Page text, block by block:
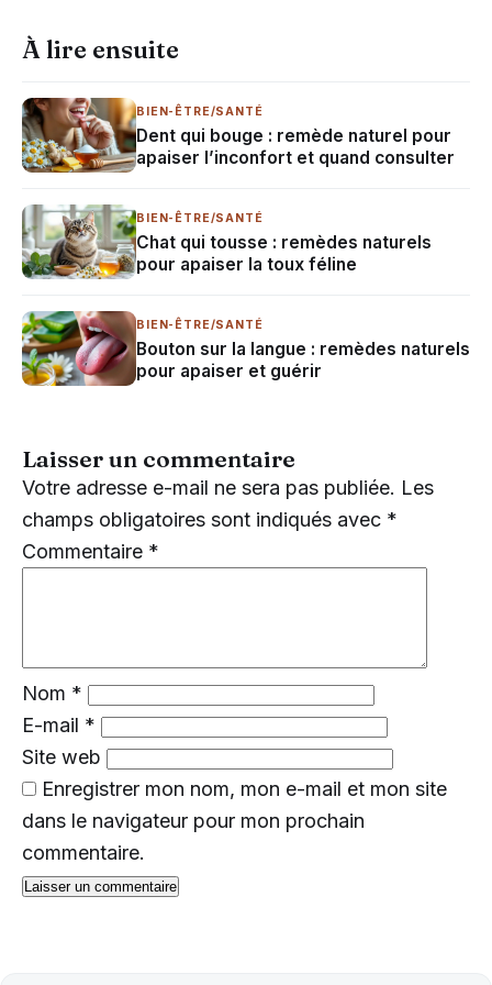
À lire ensuite
BIEN-ÊTRE/SANTÉ
Dent qui bouge : remède naturel pour
apaiser l’inconfort et quand consulter
BIEN-ÊTRE/SANTÉ
Chat qui tousse : remèdes naturels
pour apaiser la toux féline
BIEN-ÊTRE/SANTÉ
Bouton sur la langue : remèdes naturels
pour apaiser et guérir
Laisser un commentaire
Votre adresse e-mail ne sera pas publiée. Les
champs obligatoires sont indiqués avec *
Commentaire *
Nom *
E-mail *
Site web
Enregistrer mon nom, mon e-mail et mon site
dans le navigateur pour mon prochain
commentaire.